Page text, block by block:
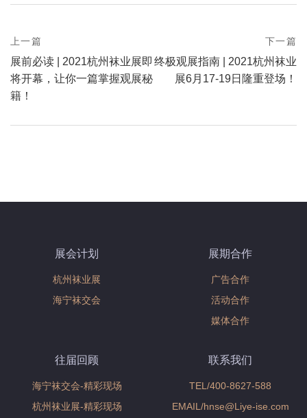
Post
navigation
上一篇
postPrevious
page
展前必读 | 2021杭州袜业展即
将开幕，让你一篇掌握观展秘
籍！
下一篇
next
postNext
终极观展指南 | 2021杭州袜业
展6月17-19日隆重登场！
展会计划
杭州袜业展
海宁袜交会
展期合作
广告合作
活动合作
媒体合作
往届回顾
海宁袜交会-精彩现场
杭州袜业展-精彩现场
联系我们
TEL/400-8627-588
EMAIL/hnse@Liye-ise.com